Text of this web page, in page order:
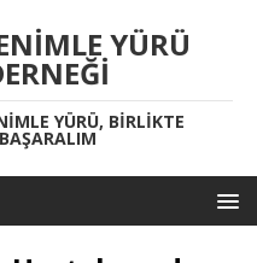
YÜRÜ
YÜRÜ, BIRLIKTE
BAŞARALIM